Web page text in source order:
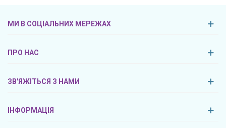
МИ В СОЦІАЛЬНИХ МЕРЕЖАХ
ПРО НАС
ЗВ'ЯЖІТЬСЯ З НАМИ
ІНФОРМАЦІЯ